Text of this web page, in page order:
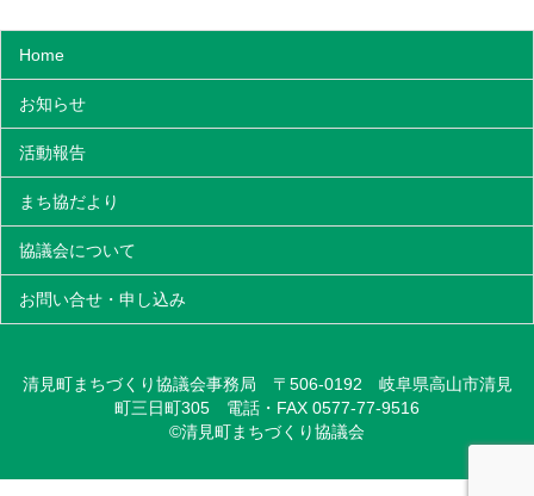
Home
お知らせ
活動報告
まち協だより
協議会について
お問い合せ・申し込み
清見町まちづくり協議会事務局 〒506-0192 岐阜県高山市清見
町三日町305 電話・FAX 0577-77-9516
©清見町まちづくり協議会